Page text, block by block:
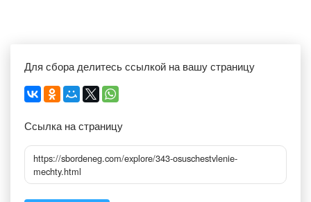
Для сбора делитесь ссылкой на вашу страницу
Ссылка на страницу
https://sbordeneg.com/explore/343-osuschestvlenie-
mechty.html